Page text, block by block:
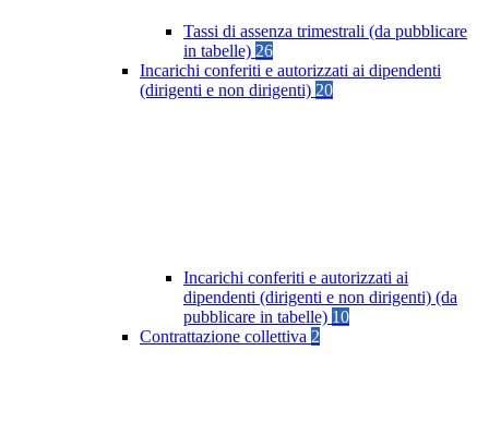
Tassi di assenza trimestrali (da pubblicare
in tabelle) 26
Incarichi conferiti e autorizzati ai dipendenti
(dirigenti e non dirigenti) 20
Incarichi conferiti e autorizzati ai
dipendenti (dirigenti e non dirigenti) (da
pubblicare in tabelle) 10
Contrattazione collettiva 2